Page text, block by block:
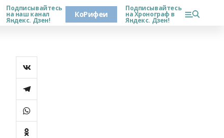
Подписывайтесь
на наш канал
Яндекс. Дзен!
КоРифеи
Подписывайтесь
на Хронограф в
Яндекс. Дзен!